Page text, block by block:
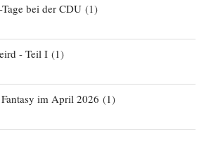
bei der CDU(1)
- Teil I(1)
im April 2026 (1)